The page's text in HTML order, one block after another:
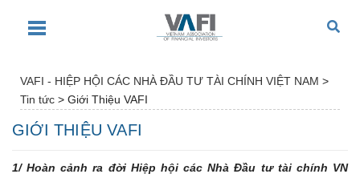
VAFI - HIỆP HỘI CÁC NHÀ ĐẦU TƯ TÀI CHÍNH VIỆT NAM >
Tin tức > Giới Thiệu VAFI
GIỚI THIỆU VAFI
1/ Hoàn cảnh ra đời Hiệp hội các Nhà Đầu tư tài chính VN